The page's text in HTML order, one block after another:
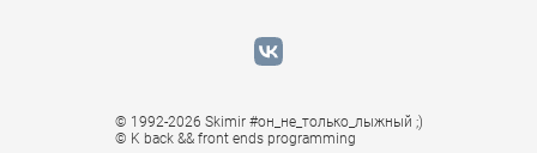
© 1992-2026 Skimir #он_не_только_лыжный ;)
© K back && front ends programming